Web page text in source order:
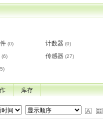
(0) 计数器 (0)
(6) 传感器 (27)
库存